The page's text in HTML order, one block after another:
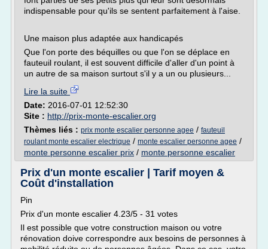
indispensable pour qu'ils se sentent parfaitement à l'aise.
Une maison plus adaptée aux handicapés
Que l'on porte des béquilles ou que l'on se déplace en
fauteuil roulant, il est souvent difficile d'aller d'un point à
un autre de sa maison surtout s'il y a un ou plusieurs...
Lire la suite
Date: 2016-07-01 12:52:30
Site : http://prix-monte-escalier.org
Thèmes liés : prix monte escalier personne agee / fauteuil
roulant monte escalier electrique / monte escalier personne agee /
monte personne escalier prix / monte personne escalier
Prix d'un monte escalier | Tarif moyen &
Coût d'installation
Pin
Prix d'un monte escalier 4.23/5 - 31 votes
Il est possible que votre construction maison ou votre
rénovation doive correspondre aux besoins de personnes à